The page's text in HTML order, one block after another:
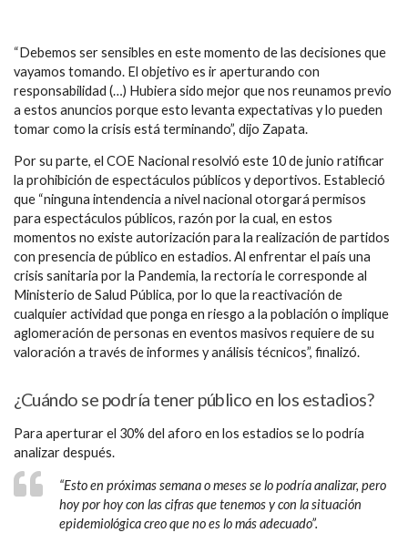
“Debemos ser sensibles en este momento de las decisiones que
vayamos tomando. El objetivo es ir aperturando con
responsabilidad (…) Hubiera sido mejor que nos reunamos previo
a estos anuncios porque esto levanta expectativas y lo pueden
tomar como la crisis está terminando”, dijo Zapata.
Por su parte, el COE Nacional resolvió este 10 de junio ratificar
la prohibición de espectáculos públicos y deportivos. Estableció
que “ninguna intendencia a nivel nacional otorgará permisos
para espectáculos públicos, razón por la cual, en estos
momentos no existe autorización para la realización de partidos
con presencia de público en estadios. Al enfrentar el país una
crisis sanitaria por la Pandemia, la rectoría le corresponde al
Ministerio de Salud Pública, por lo que la reactivación de
cualquier actividad que ponga en riesgo a la población o implique
aglomeración de personas en eventos masivos requiere de su
valoración a través de informes y análisis técnicos”, finalizó.
¿Cuándo se podría tener público en los estadios?
Para aperturar el 30% del aforo en los estadios se lo podría
analizar después.
“Esto en próximas semana o meses se lo podría analizar, pero
hoy por hoy con las cifras que tenemos y con la situación
epidemiológica creo que no es lo más adecuado”.